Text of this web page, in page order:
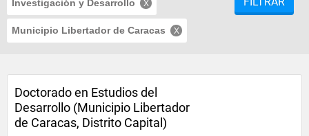
Investigación y Desarrollo
Municipio Libertador de Caracas
Doctorado en Estudios del
Desarrollo (Municipio Libertador
de Caracas, Distrito Capital)